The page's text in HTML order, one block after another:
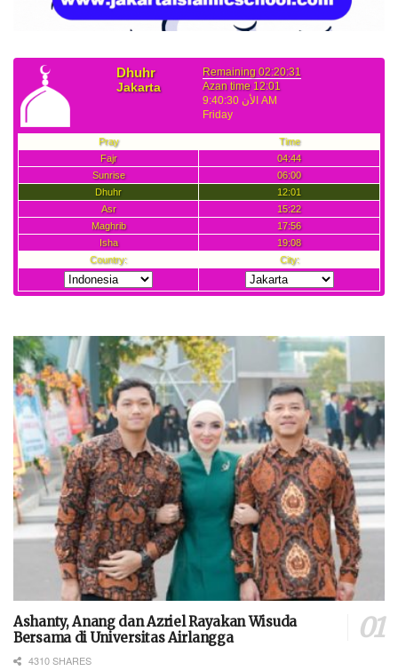
Ashanty, Anang dan Azriel Rayakan Wisuda
Bersama di Universitas Airlangga
4310 SHARES